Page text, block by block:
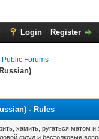
Login Register
Public Forums
- Rules
хамить, ругаться матом и
флуд и бестолковые